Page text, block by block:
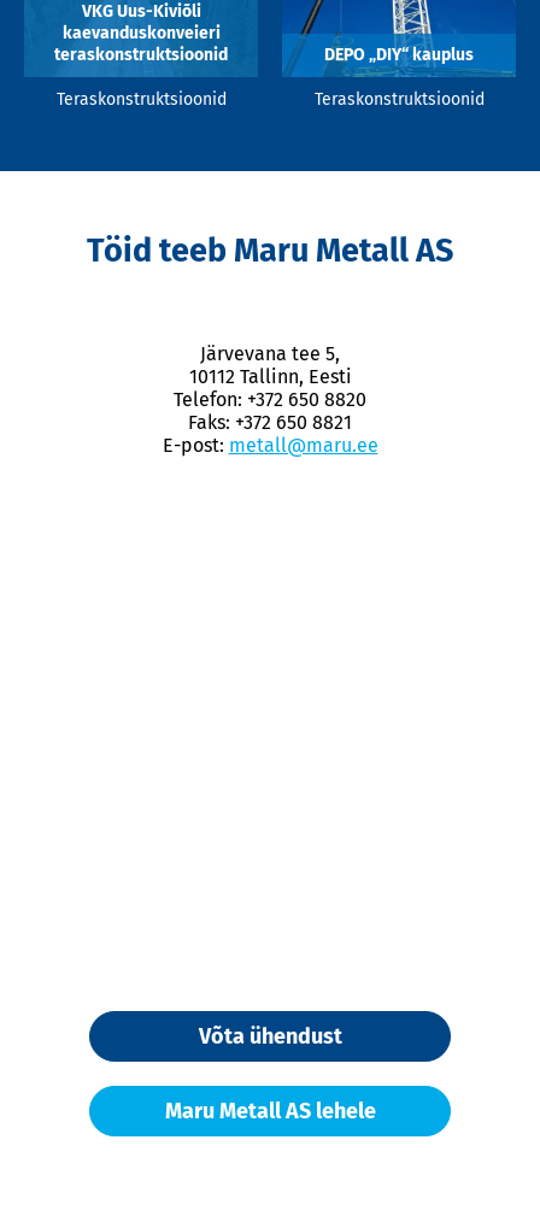
VKG Uus-Kiviõli
kaevanduskonveieri
teraskonstruktsioonid
Teraskonstruktsioonid
DEPO „DIY“ kauplus
Teraskonstruktsioonid
Töid teeb Maru Metall AS
Järvevana tee 5,
10112 Tallinn, Eesti
Telefon: +372 650 8820
Faks: +372 650 8821
E-post: metall@maru.ee
Võta ühendust
Maru Metall AS lehele